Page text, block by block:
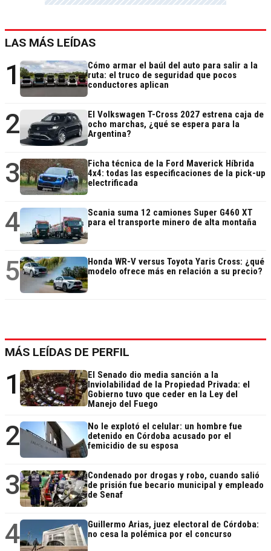
LAS MÁS LEÍDAS
1
Cómo armar el baúl del auto para salir a la
ruta: el truco de seguridad que pocos
conductores aplican
2
El Volkswagen T-Cross 2027 estrena caja de
ocho marchas, ¿qué se espera para la
Argentina?
3
Ficha técnica de la Ford Maverick Híbrida
4x4: todas las especificaciones de la pick-up
electrificada
4
Scania suma 12 camiones Super G460 XT
para el transporte minero de alta montaña
5
Honda WR-V versus Toyota Yaris Cross: ¿qué
modelo ofrece más en relación a su precio?
MÁS LEÍDAS DE PERFIL
1
El Senado dio media sanción a la
Inviolabilidad de la Propiedad Privada: el
Gobierno tuvo que ceder en la Ley del
Manejo del Fuego
2
No le explotó el celular: un hombre fue
detenido en Córdoba acusado por el
femicidio de su esposa
3
Condenado por drogas y robo, cuando salió
de prisión fue becario municipal y empleado
de Senaf
4
Guillermo Arias, juez electoral de Córdoba:
no cesa la polémica por el concurso